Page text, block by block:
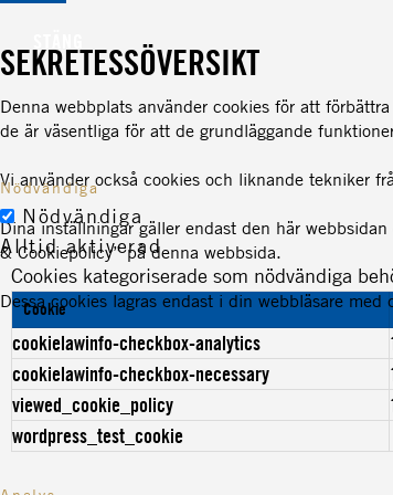
SEKRETESSÖVERSIKT
Denna webbplats använder cookies för att
de är väsentliga för att de grundläggande
Vi använder också cookies och liknande tekniker
Dina inställningar gäller endast den här
& Cookiepolicy” på denna webbsida.
Dessa cookies lagras endast i din webbläsare
Nödvändiga
Nödvändiga
Alltid aktiverad
Cookies kategoriserade som nödvändiga
Cookie
cookielawinfo-checkbox-analytics
cookielawinfo-checkbox-necessary
viewed_cookie_policy
wordpress_test_cookie